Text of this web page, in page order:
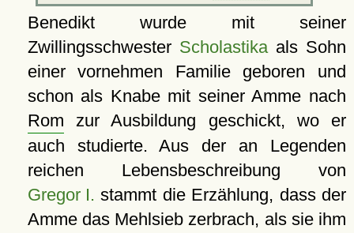
Benedikt wurde mit seiner
Zwillingsschwester Scholastikaals Sohn
einer vornehmen Familie geboren und
schon als Knabe mit seiner Amme nach
Rom zur Ausbildung geschickt, wo er
auch studierte. Aus der an Legenden
reichen Lebensbeschreibung von
Gregor I. stammt die Erzählung, dass der
Amme das Mehlsieb zerbrach, als sie ihm